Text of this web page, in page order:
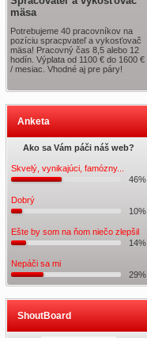
mäsa
Potrebujeme 40 pracovníkov na
pozíciu spracpvateľ a vykosťovač
mäsa! Pracovný čas 8,5 alebo 12
hodín. Výplata od 1100 € do 1600 €
/ mesiac. Vhodné aj pre páry!
Anketa
Ako sa Vám páči náš web?
Skvelý, vynikajúci, famózny...
46%
Dobrý
10%
Ešte by som na ňom niečo zlepšil
14%
Nepáči sa mi
29%
ShoutBoard